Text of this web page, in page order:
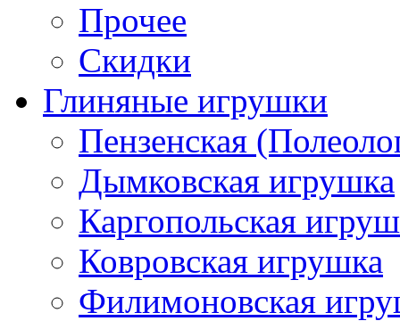
Прочее
Скидки
Глиняные игрушки
Пензенская
Дымковская игрушка
Каргопольская
Ковровская игрушка
Филимоновская